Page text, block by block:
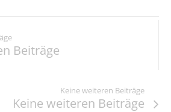
Beiträge
Keine weiteren Beiträge
Keine weiteren Beiträge